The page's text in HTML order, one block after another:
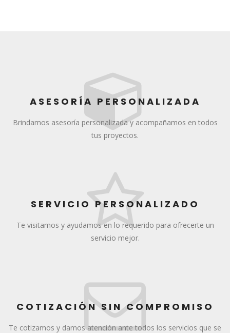
ASESORÍA PERSONALIZADA
Brindamos asesoría personalizada y acompañamos en todos
tus proyectos.
SERVICIO PERSONALIZADO
Te visitamos y ayudamos en lo requerido para ofrecerte un
servicio mejor.
COTIZACIÓN SIN COMPROMISO
Te cotizamos y damos atención ante todos los servicios que se